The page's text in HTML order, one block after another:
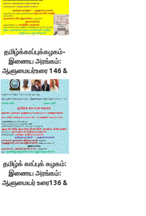
தமிழ்க்காப்புக்கழகம்-
இணைய அரங்கம்:
ஆளுமையர்உரை 146 &
147 + நூலரங்கம்
தமிழ்க் காப்புக் கழகம்:
இணைய அரங்கம்:
ஆளுமையர் உரை136 &